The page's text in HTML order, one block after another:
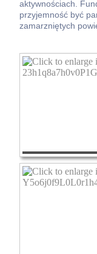
aktywnościach.
przyjemność być
zamarzniętych